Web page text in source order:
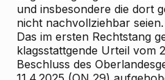
und insbesondere die dort
nicht nachvollziehbar seien.
Das im ersten Rechtstang
klagsstattgende Urteil vom
Beschluss des